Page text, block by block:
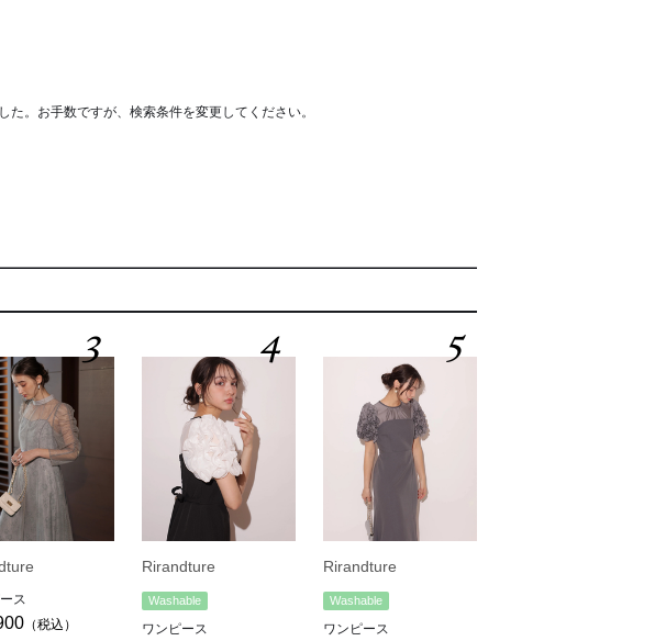
。お手数ですが、検索条件を変更してください。
3
ス
（税込）
4
Rirandture
Washable
ワンピース
5
Rirandture
Washable
ワンピース